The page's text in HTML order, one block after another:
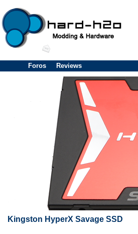
Foros Reviews
Kingston HyperX Savage SSD